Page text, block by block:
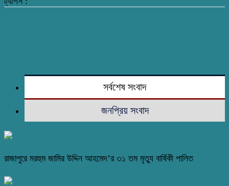
সর্বশেষ সংবাদ
জনপ্রিয় সংবাদ
রাজাপুরে মরহুম জামির উদ্দিন আহমেদ’র ৩১ তম মৃত্যু বার্ষিকী পালিত